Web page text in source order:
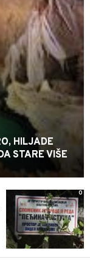
HILJADE
STARE VIŠE
0